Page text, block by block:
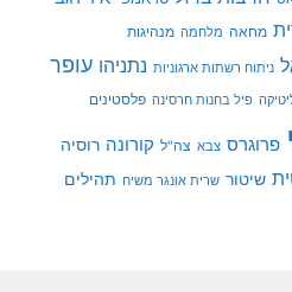
מחאה מלחמה מנהיגות
ניתוח רשתות ארגוניות נתניהו עופר
פיל בחנות חרסינה פלסטינים
פרוגרס צבא צה"ל קורונה רוסיה
שיטור שרית אונגר משיח תהילים